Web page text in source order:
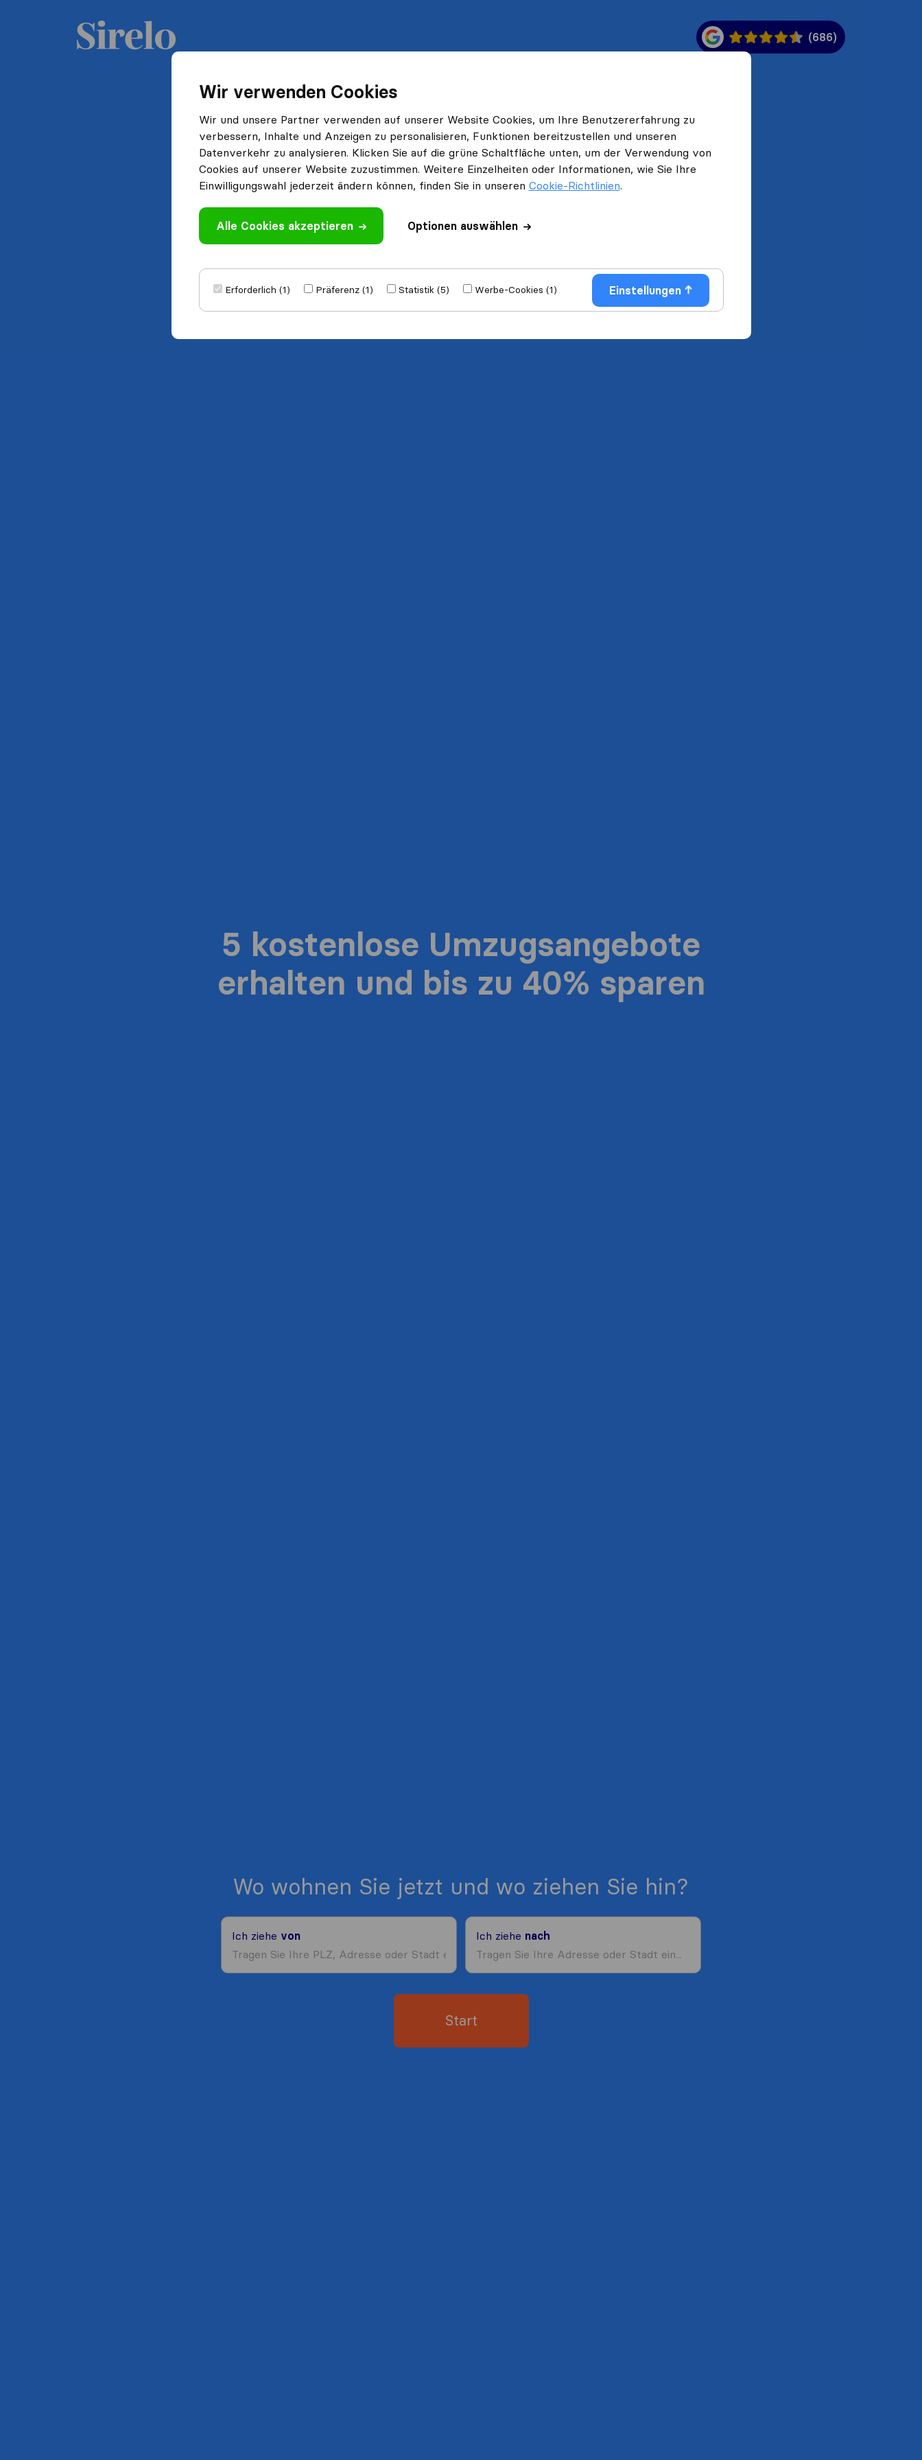
(686)
5 kostenlose Umzugsangebote
erhalten und bis zu 40% sparen
Wo wohnen Sie jetzt und wo ziehen Sie hin?
Ich ziehe von Ich ziehe nach
Start
Wir verwenden Cookies
Wir und unsere Partner verwenden auf unserer Website Cookies, um Ihre Benutzererfahrung zu
verbessern, Inhalte und Anzeigen zu personalisieren, Funktionen bereitzustellen und unseren
Datenverkehr zu analysieren. Klicken Sie auf die grüne Schaltfläche unten, um der Verwendung von
Cookies auf unserer Website zuzustimmen. Weitere Einzelheiten oder Informationen, wie Sie Ihre
Einwilligungswahl jederzeit ändern können, finden Sie in unseren Cookie-Richtlinien.
Alle Cookies akzeptieren Optionen auswählen
Erforderlich (1) Präferenz (1) Statistik (5) Werbe-Cookies (1) Einstellungen